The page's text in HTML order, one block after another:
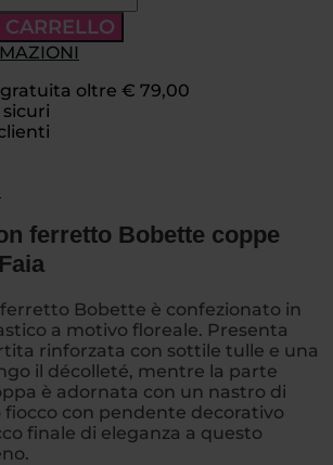
oltre € 79,00
ferretto Bobette coppe
Bobette è confezionato in
a motivo floreale. Presenta
rinforzata con sottile tulle e una
il décolleté, mentre la parte
è adornata con un nastro di
fiocco con pendente decorativo
finale di eleganza a questo